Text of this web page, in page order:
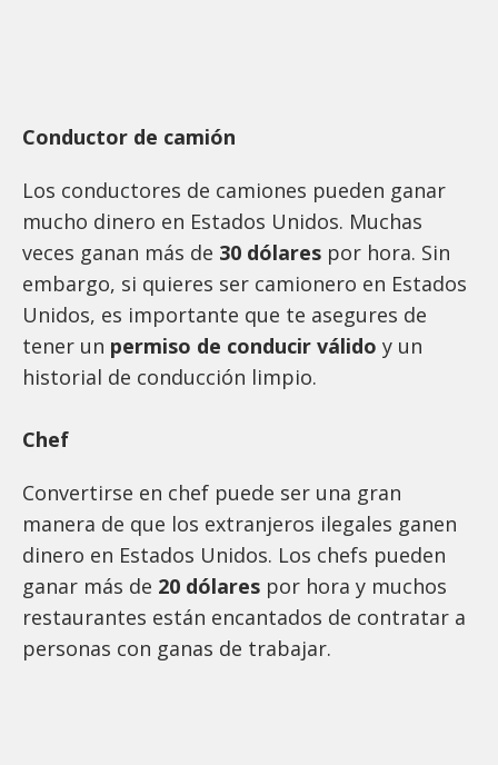
Conductor de camión
Los conductores de camiones pueden ganar
mucho dinero en Estados Unidos. Muchas
veces ganan más de 30 dólares por hora. Sin
embargo, si quieres ser camionero en Estados
Unidos, es importante que te asegures de
tener un permiso de conducir válido y un
historial de conducción limpio.
Chef
Convertirse en chef puede ser una gran
manera de que los extranjeros ilegales ganen
dinero en Estados Unidos. Los chefs pueden
ganar más de 20 dólares por hora y muchos
restaurantes están encantados de contratar a
personas con ganas de trabajar.